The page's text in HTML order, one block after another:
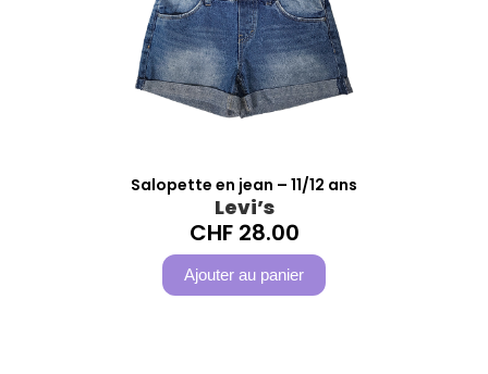
Salopette en jean – 11/12 ans
Levi’s
CHF28.00
Ajouter au panier